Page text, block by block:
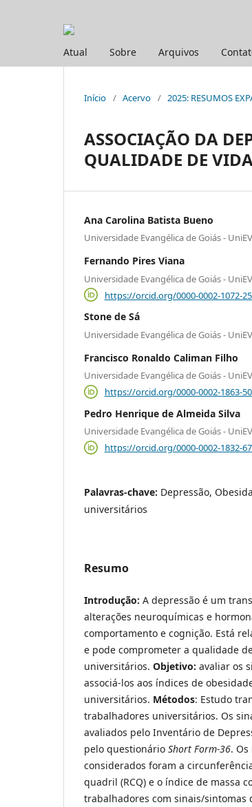
Atual Sobre Arquivos
Início / Acervo / 2025: RESUMOS
ASSOCIAÇÃO DA
QUALIDADE DE
Ana Carolina Batista Bueno
Universidade Evangélica de Goiás -
Fernando Pires Viana
Universidade Evangélica de Goiás -
https://orcid.org/0000-0002-1072-
Stone de Sá
Universidade Evangélica de Goiás -
Francisco Ronaldo Caliman Filho
Universidade Evangélica de Goiás -
https://orcid.org/0000-0002-1863-
Pedro Henrique de Almeida Silva
Universidade Evangélica de Goiás -
https://orcid.org/0000-0002-1832-
Palavras-chave: Depressão,
universitários
Resumo
Introdução: A depressão é um
alterações neuroquímicas e
comportamento e cognição. Está
e pode comprometer a qualidade
universitários. Objetivo: avaliar os
associá-los aos índices de
universitários. Métodos: Estudo
trabalhadores universitários. Os
avaliados pelo Inventário de
pelo questionário Short Form-36.
considerados foram a
quadril (RCQ) e o índice de massa
trabalhadores com sinais/sintomas